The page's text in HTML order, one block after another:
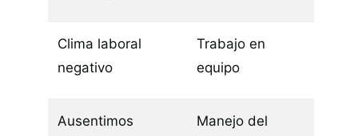
Clima laboral
negativo
Trabajo en
equipo
Ausentimos
Manejo del